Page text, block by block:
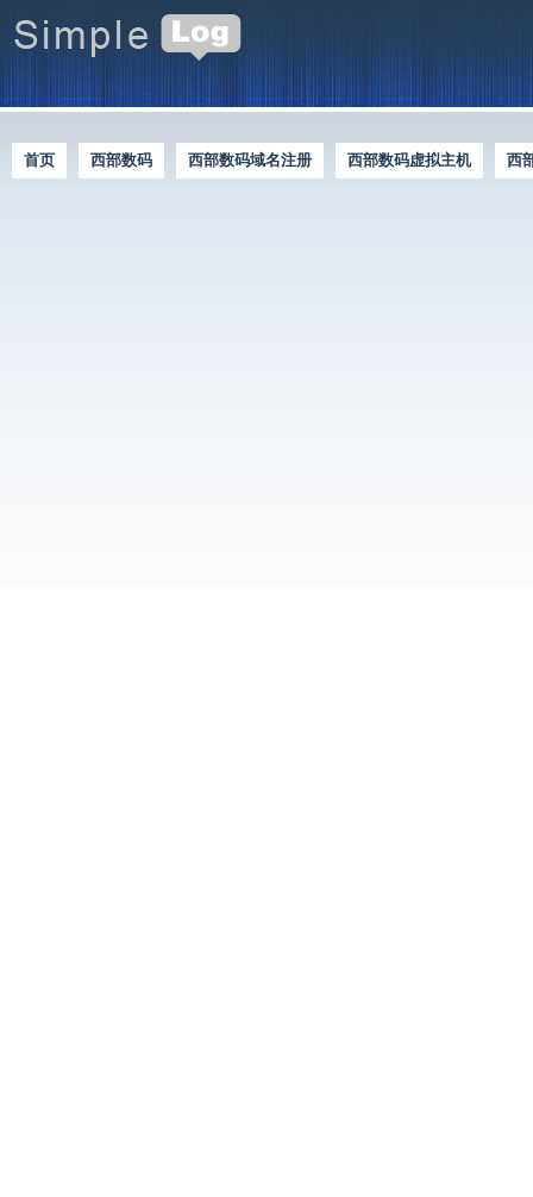
首页 西部数码 西部数码域名注册 西部数码虚拟主机
西